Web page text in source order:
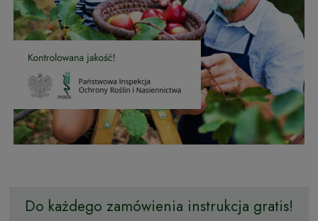
Do każdego zamówienia instrukcja gratis!